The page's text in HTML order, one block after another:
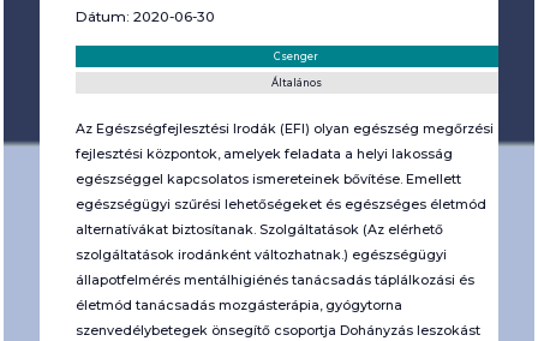
Dátum: 2020-06-30
Csenger
Általános
Az Egészségfejlesztési Irodák (EFI) olyan egészség megőrzési és
fejlesztési központok, amelyek feladata a helyi lakosság
egészséggel kapcsolatos ismereteinek bővítése. Emellett
egészségügyi szűrési lehetőségeket és egészséges életmód
alternatívákat biztosítanak. Szolgáltatások (Az elérhető
szolgáltatások irodánként változhatnak.) egészségügyi
állapotfelmérés mentálhigiénés tanácsadás táplálkozási és
életmód tanácsadás mozgásterápia, gyógytorna
szenvedélybetegek önsegítő csoportja Dohányzás leszokást